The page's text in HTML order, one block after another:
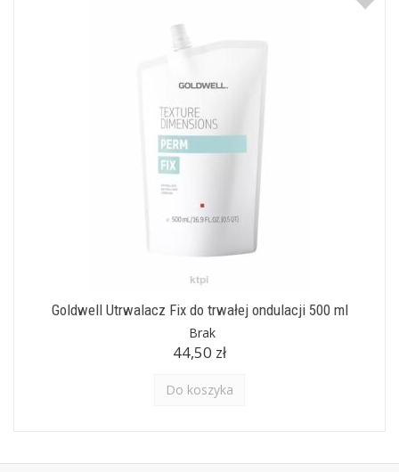
Goldwell Utrwalacz Fix do trwałej ondulacji 500 ml
Brak
44,50 zł
Do koszyka